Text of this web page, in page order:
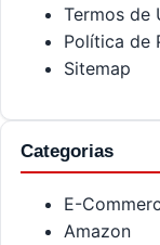
Termos de
Política de
Sitemap
Categorias
E-
Amazon